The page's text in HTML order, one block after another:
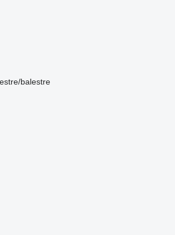
balestre